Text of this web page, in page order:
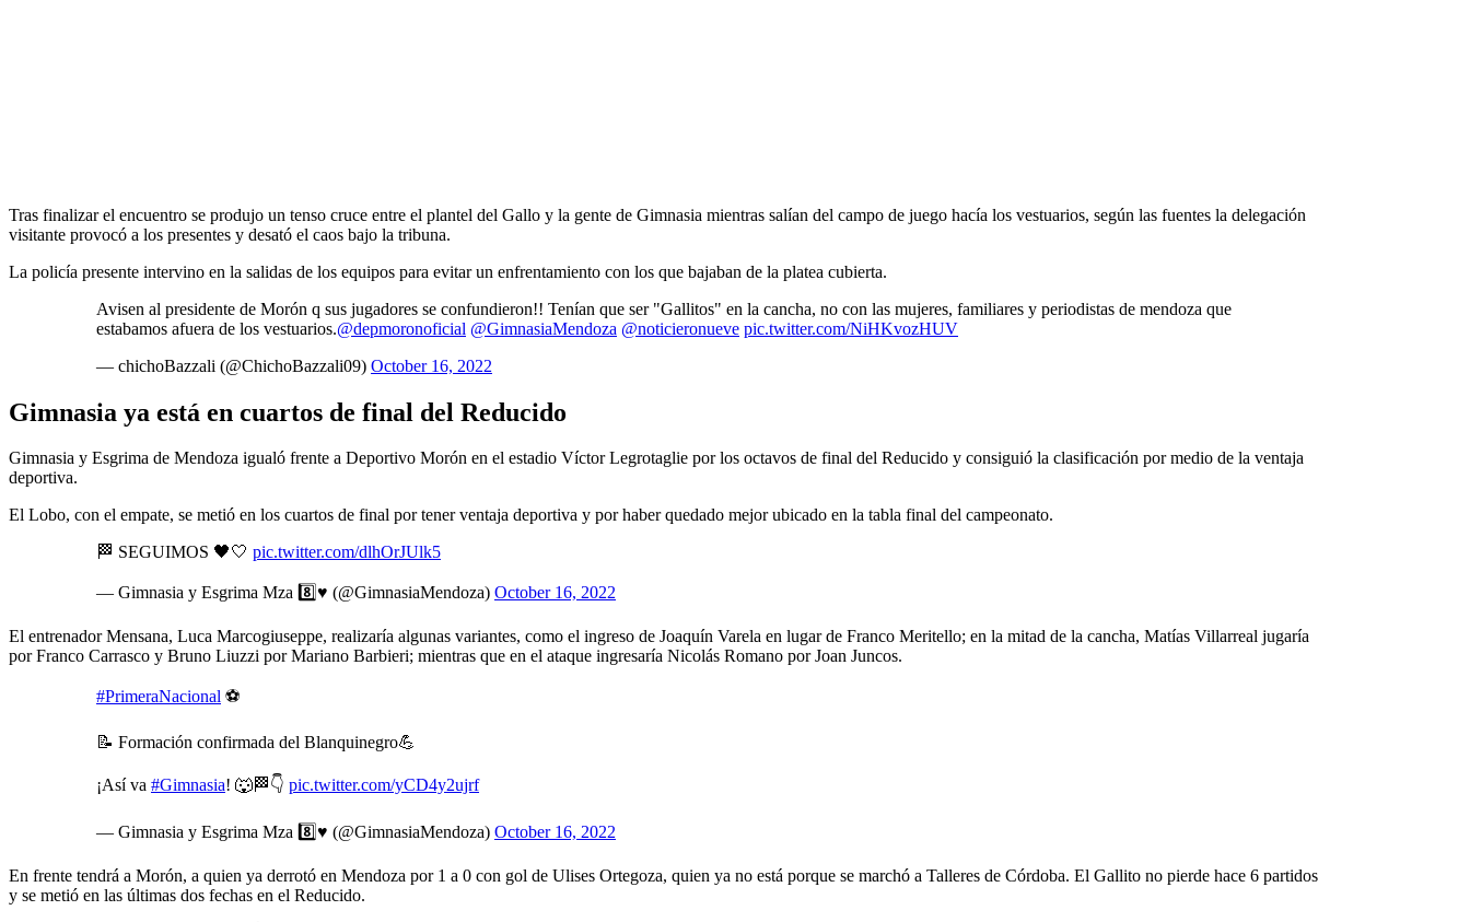
Tras finalizar el encuentro se produjo un tenso cruce entre el plantel del Gallo y la gente de Gimnasia mientras salían del campo de juego hacía los vestuarios, según las fuentes la delegación
visitante provocó a los presentes y desató el caos bajo la tribuna.
La policía presente intervino en la salidas de los equipos para evitar un enfrentamiento con los que bajaban de la platea cubierta.
Avisen al presidente de Morón q sus jugadores se confundieron!! Tenían que ser "Gallitos" en la cancha, no con las mujeres, familiares y periodistas de mendoza que
estabamos afuera de los vestuarios.@depmoronoficial @GimnasiaMendoza @noticieronueve pic.twitter.com/NiHKvozHUV
— chichoBazzali (@ChichoBazzali09) October 16, 2022
Gimnasia ya está en cuartos de final del Reducido
Gimnasia y Esgrima de Mendoza igualó frente a Deportivo Morón en el estadio Víctor Legrotaglie por los octavos de final del Reducido y consiguió la clasificación por medio de la ventaja
deportiva.
El Lobo, con el empate, se metió en los cuartos de final por tener ventaja deportiva y por haber quedado mejor ubicado en la tabla final del campeonato.
🏁 SEGUIMOS 🖤🤍 pic.twitter.com/dlhOrJUlk5
— Gimnasia y Esgrima Mza 8️⃣♥️ (@GimnasiaMendoza) October 16, 2022
El entrenador Mensana, Luca Marcogiuseppe, realizaría algunas variantes, como el ingreso de Joaquín Varela en lugar de Franco Meritello; en la mitad de la cancha, Matías Villarreal jugaría
por Franco Carrasco y Bruno Liuzzi por Mariano Barbieri; mientras que en el ataque ingresaría Nicolás Romano por Joan Juncos.
#PrimeraNacional ⚽
📝 Formación confirmada del Blanquinegro💪
¡Así va #Gimnasia! 🐺🏁👇 pic.twitter.com/yCD4y2ujrf
— Gimnasia y Esgrima Mza 8️⃣♥️ (@GimnasiaMendoza) October 16, 2022
En frente tendrá a Morón, a quien ya derrotó en Mendoza por 1 a 0 con gol de Ulises Ortegoza, quien ya no está porque se marchó a Talleres de Córdoba. El Gallito no pierde hace 6 partidos
y se metió en las últimas dos fechas en el Reducido.